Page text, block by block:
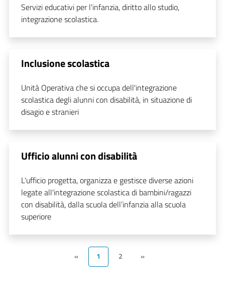
Servizi educativi per l'infanzia, diritto allo studio,
integrazione scolastica.
Inclusione scolastica
Unità Operativa che si occupa dell'integrazione
scolastica degli alunni con disabilità, in situazione di
disagio e stranieri
Ufficio alunni con disabilità
L'ufficio progetta, organizza e gestisce diverse azioni
legate all'integrazione scolastica di bambini/ragazzi
con disabilità, dalla scuola dell’infanzia alla scuola
superiore
« 1 2 »